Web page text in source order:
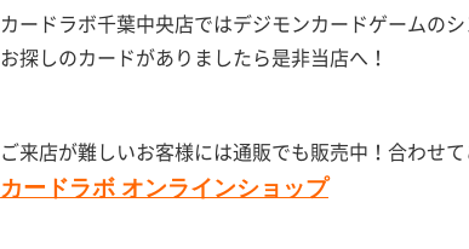
カードラボ千葉中央店ではデジモンカードゲームの
お探しのカードがありましたら是非当店へ！
ご来店が難しいお客様には通販でも販売中！合わせて
カードラボ オンラインショップ